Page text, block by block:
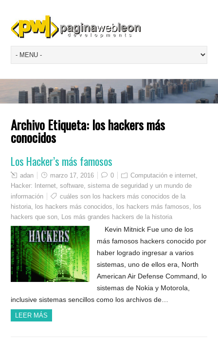
Archivo Etiqueta: los hackers más
conocidos
Los Hacker’s más famosos
adan marzo 17, 2016 0 Computación e internet
Hacker: Internet, software, sistema de seguridad y un mundo de
información
cuáles son los hackers más conocidos de la
historia
los hackers más conocidos los hackers más famosos
los
hackers que son
Los más grandes hackers de la historia
Kevin Mitnick Fue uno de los
más famosos hackers conocido por
haber logrado ingresar a varios
sistemas, uno de ellos era, North
American Air Defense Command, lo
sistemas de Nokia y Motorola,
inclusive sistemas sencillos como los archivos de…
LEER MÁS